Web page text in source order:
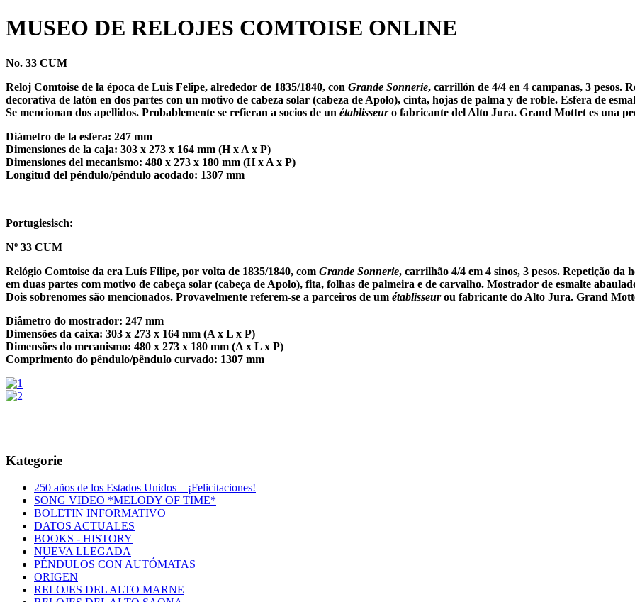
MUSEO DE RELOJES COMTOISE ONLINE
No. 33 CUM
Reloj Comtoise de la época de Luis Felipe, alrededor de 1835/1840, con Grande Sonnerie, carrillón de 4/4 en 4 campanas, 3 pesos.
decorativa de latón en dos partes con un motivo de cabeza solar (cabeza de Apolo), cinta, hojas de palma y de roble. Esfera de
Se mencionan dos apellidos. Probablemente se refieran a socios de un établisseuro fabricante del Alto Jura. Grand Mottet es una
Diámetro de la esfera: 247 mm
Dimensiones de la caja: 303 x 273 x 164 mm (H x A x P)
Dimensiones del mecanismo: 480 x 273 x 180 mm (H x A x P)
Longitud del péndulo/péndulo acodado: 1307 mm
Portugiesisch:
Nº 33 CUM
Relógio Comtoise da era Luís Filipe, por volta de 1835/1840, com Grande Sonnerie, carrilhão 4/4 em 4 sinos, 3 pesos. Repetição da
em duas partes com motivo de cabeça solar (cabeça de Apolo), fita, folhas de palmeira e de carvalho. Mostrador de esmalte
Dois sobrenomes são mencionados. Provavelmente referem-se a parceiros de um établisseurou fabricante do Alto Jura. Grand
Diâmetro do mostrador: 247 mm
Dimensões da caixa: 303 x 273 x 164 mm (A x L x P)
Dimensões do mecanismo: 480 x 273 x 180 mm (A x L x P)
Comprimento do pêndulo/pêndulo curvado: 1307 mm
Kategorie
250 años de los Estados Unidos – ¡Felicitaciones!
SONG VIDEO *MELODY OF TIME*
BOLETIN INFORMATIVO
DATOS ACTUALES
BOOKS - HISTORY
NUEVA LLEGADA
PÉNDULOS CON AUTÓMATAS
ORIGEN
RELOJES DEL ALTO MARNE